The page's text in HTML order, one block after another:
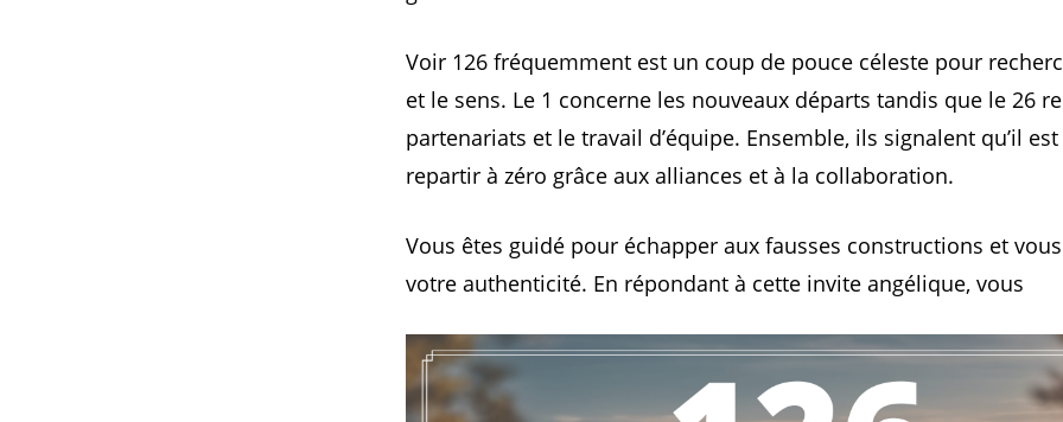
Voir 126 fréquemment est un coup de pouce céleste pour
et le sens. Le 1 concerne les nouveaux départs tandis que le 26
partenariats et le travail d’équipe. Ensemble, ils signalent qu’il
repartir à zéro grâce aux alliances et à la collaboration.
Vous êtes guidé pour échapper aux fausses constructions et
votre authenticité. En répondant à cette invite angélique, vous